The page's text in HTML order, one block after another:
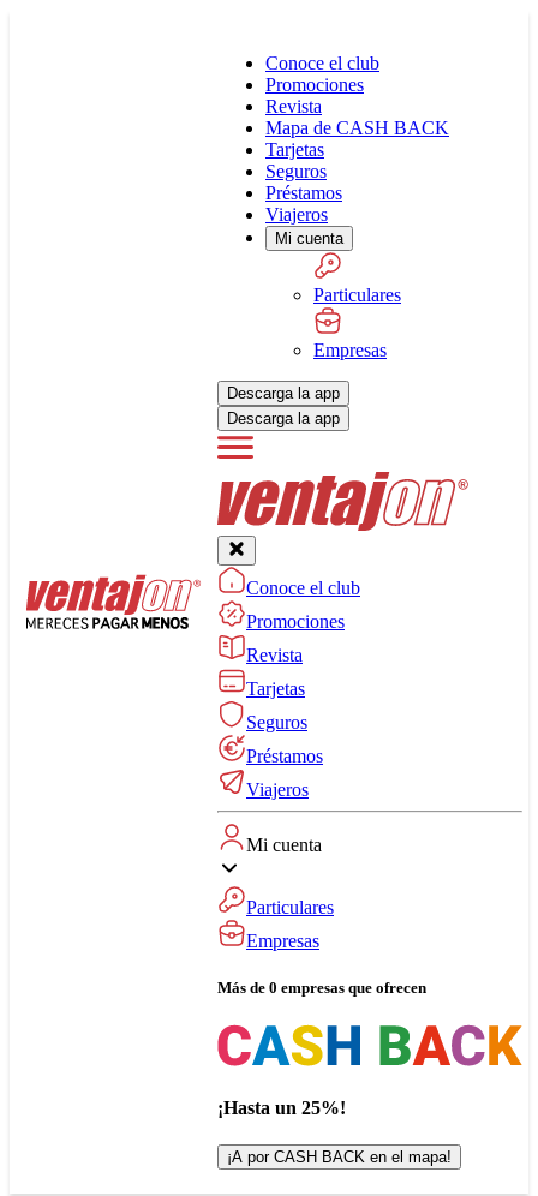
Conoce el club
Promociones
Revista
Mapa de CASH BACK
Tarjetas
Seguros
Préstamos
Viajeros
Mi cuenta
Particulares
Empresas
Descarga la app
Descarga la app
Conoce el club
Promociones
Revista
Tarjetas
Seguros
Préstamos
Viajeros
Mi cuenta
Particulares
Empresas
Más de 0 empresas que ofrecen
¡Hasta un 25%!
¡A por CASH BACK en el mapa!